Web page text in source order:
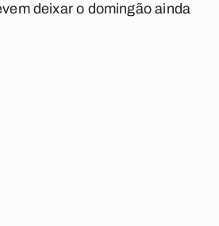
deixar o domingão ainda